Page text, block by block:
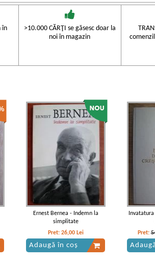
în
>10.000 CĂRŢI se găsesc doar la
noi în magazin
Ernest Bernea - Indemn la
simplitate
Pret: 26,00 Lei
Adaugă în coș
Pret: